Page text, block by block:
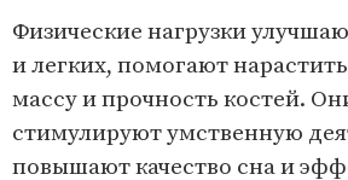
Физические нагрузки
и легких, помогают
массу и прочность костей.
стимулируют умственную
повышают качество сна и